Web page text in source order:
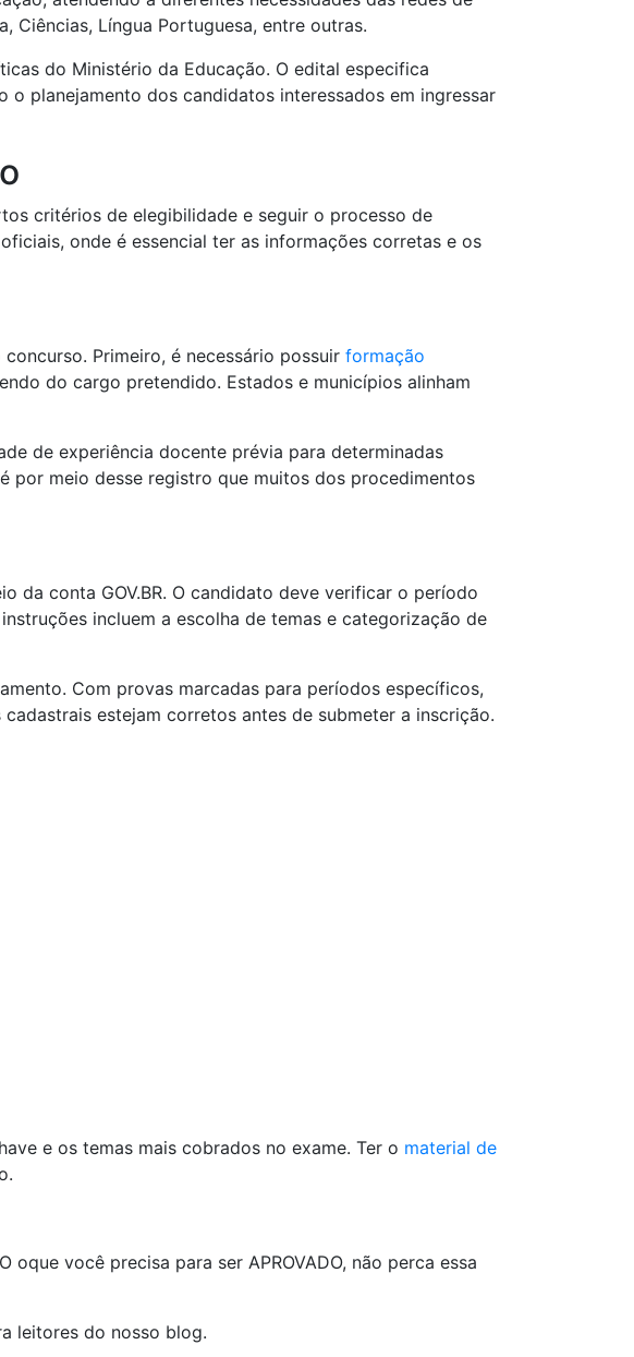
Ciências, Língua Portuguesa, entre outras.
do Ministério da Educação. O edital especifica
planejamento dos candidatos interessados em ingressar
critérios de elegibilidade e seguir o processo de
onde é essencial ter as informações corretas e os
Primeiro, é necessário possuir formação
do cargo pretendido. Estados e municípios alinham
de experiência docente prévia para determinadas
por meio desse registro que muitos dos procedimentos
da conta GOV.BR. O candidato deve verificar o período
incluem a escolha de temas e categorização de
Com provas marcadas para períodos específicos,
estejam corretos antes de submeter a inscrição.
e os temas mais cobrados no exame. Ter o material de
você precisa para ser APROVADO, não perca essa
leitores do nosso blog.